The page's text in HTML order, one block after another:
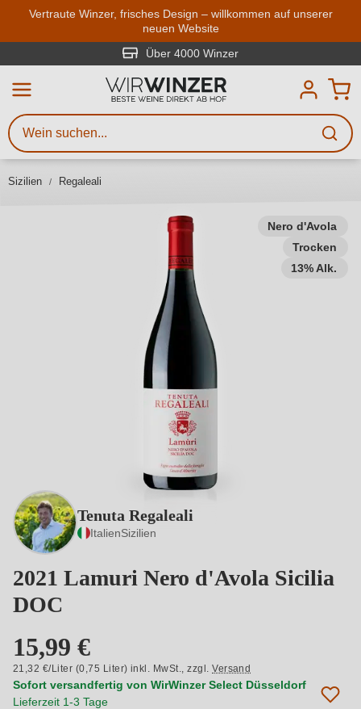
Zum Hauptinhalt springen
Vertraute Winzer, frisches Design – willkommen auf unserer
neuen Website
Über 4000 Winzer
Sizilien Regaleali
Nero d'Avola
Trocken
13% Alk.
Tenuta Regaleali
ItalienSizilien
2021 Lamuri Nero d'Avola Sicilia
DOC
15,99 €
21,32 €/Liter (0,75 Liter) inkl. MwSt.,zzgl.Versand
Sofort versandfertig von WirWinzer Select Düsseldorf
Lieferzeit 1-3 Tage
Weinsuche
Mindestens 3 Zeichen eingeben
Beschreiben Sie, welchen Wein
Sie suchen – ob nach Geschmack,